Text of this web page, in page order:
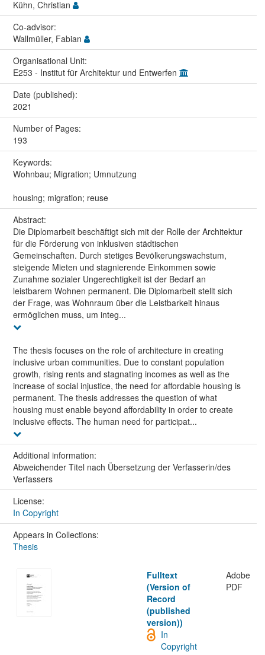
Kühn, Christian
Co-advisor:
Wallmüller, Fabian
Organisational Unit:
E253 - Institut für Architektur und Entwerfen
Date (published):
2021
Number of Pages:
193
Keywords:
Wohnbau; Migration; Umnutzung
housing; migration; reuse
Abstract:
Die Diplomarbeit beschäftigt sich mit der Rolle der Architektur
für die Förderung von inklusiven städtischen
Gemeinschaften. Durch stetiges Bevölkerungswachstum,
steigende Mieten und stagnierende Einkommen sowie
Zunahme sozialer Ungerechtigkeit ist der Bedarf an
leistbarem Wohnen permanent. Die Diplomarbeit stellt sich
der Frage, was Wohnraum über die Leistbarkeit hinaus
ermöglichen muss, um integ...
The thesis focuses on the role of architecture in creating
inclusive urban communities. Due to constant population
growth, rising rents and stagnating incomes as well as the
increase of social injustice, the need for affordable housing is
permanent. The thesis addresses the question of what
housing must enable beyond affordability in order to create
inclusive effects. The human need for participat...
Additional information:
Abweichender Titel nach Übersetzung der Verfasserin/des
Verfassers
License:
In Copyright
Appears in Collections:
Thesis
Fulltext
(Version of
Record
(published
version))
Adobe
PDF
In
Copyright